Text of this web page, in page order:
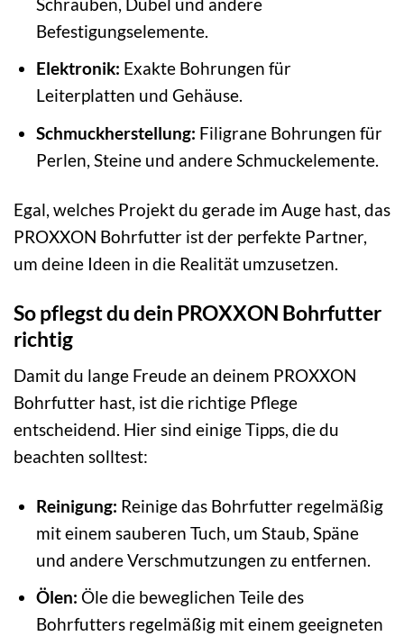
Befestigungselemente.
Elektronik: Exakte Bohrungen für
Leiterplatten und Gehäuse.
Schmuckherstellung: Filigrane Bohrungen für
Perlen, Steine und andere Schmuckelemente.
Egal, welches Projekt du gerade im Auge hast, das
PROXXON Bohrfutter ist der perfekte Partner,
um deine Ideen in die Realität umzusetzen.
So pflegst du dein PROXXON Bohrfutter
richtig
Damit du lange Freude an deinem PROXXON
Bohrfutter hast, ist die richtige Pflege
entscheidend. Hier sind einige Tipps, die du
beachten solltest:
Reinigung: Reinige das Bohrfutter regelmäßig
mit einem sauberen Tuch, um Staub, Späne
und andere Verschmutzungen zu entfernen.
Ölen: Öle die beweglichen Teile des
Bohrfutters regelmäßig mit einem geeigneten